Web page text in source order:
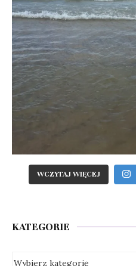
WCZYTAJ WIĘCEJ
KATEGORIE